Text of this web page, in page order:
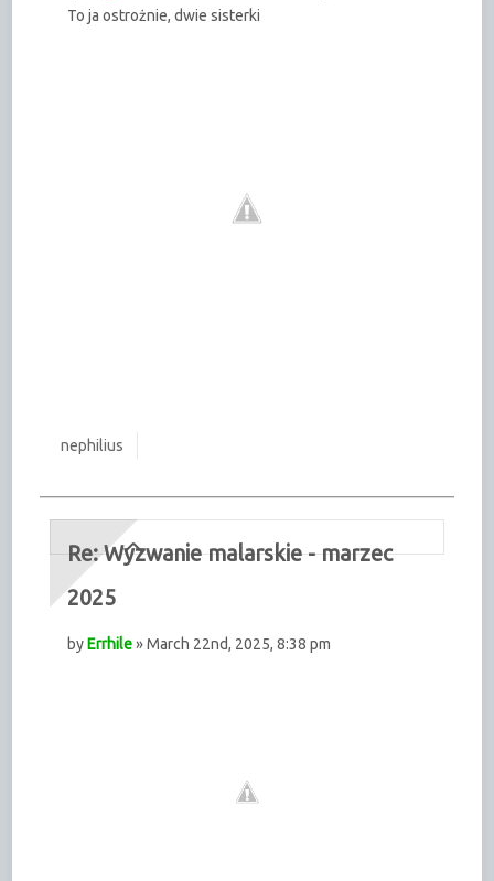
To ja ostrożnie, dwie sisterki
nephilius
Re: Wyzwanie malarskie - marzec
2025
byErrhile» March 22nd, 2025, 8:38 pm